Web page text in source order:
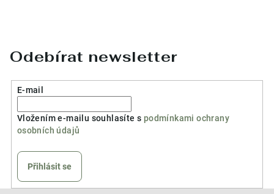
Odebírat newsletter
E-mail
Vložením e-mailu souhlasíte s podmínkami ochrany
osobních údajů
Přihlásit se